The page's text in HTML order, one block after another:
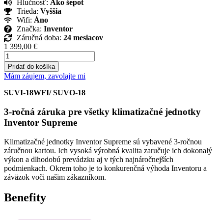
Hlučnosť: Ako šepot
Trieda: Vyššia
Wifi: Áno
Značka: Inventor
Záručná doba: 24 mesiacov
1 399,00 €
množstvo
Inventor
Supreme
5
kW
Pridať do košíka
Mám záujem, zavolajte mi
SUVI-18WFI/ SUVO-18
3-ročná záruka pre všetky klimatizačné jednotky
Inventor Supreme
Klimatizačné jednotky Inventor Supreme sú vybavené 3-ročnou
záručnou kartou. Ich vysoká výrobná kvalita zaručuje ich dokonalý
výkon a dlhodobú prevádzku aj v tých najnáročnejších
podmienkach. Okrem toho je to konkurenčná výhoda Inventoru a
záväzok voči našim zákazníkom.
Benefity